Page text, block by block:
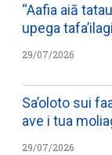
“Aafia aiā
upega
29/07/2026
Sa’oloto sui
ave i tua
29/07/2026